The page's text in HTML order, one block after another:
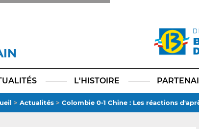
TikTokLinkedIn
X
L'HISTOIRE
> Actualités> Colombie 0-1 Chine : Les réactions